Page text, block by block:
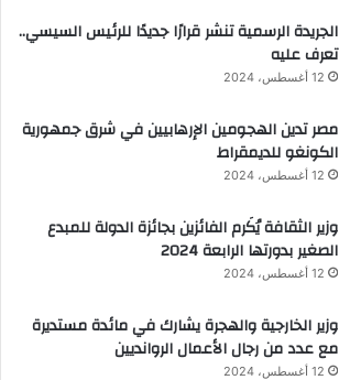
الجريدة الرسمية تنشر قرارًا جديدًا للرئيس السيسي..
تعرف عليه
12 أغسطس، 2024
مصر تدين الهجومين الإرهابيين في شرق جمهورية
الكونغو للديمقراط
12 أغسطس، 2024
وزير الثقافة يُكَرم الفائزين بجائزة الدولة للمبدع
الصغير بدورتها الرابعة 2024
12 أغسطس، 2024
وزير الخارجية والهجرة يشارك في مائدة مستديرة
مع عدد من رجال الأعمال الروانديين
12 أغسطس، 2024